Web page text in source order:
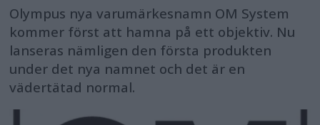
Olympus nya varumärkesnamn OM System
kommer först att hamna på ett objektiv. Nu
lanseras nämligen den första produkten
under det nya namnet och det är en
vädertätad normal.